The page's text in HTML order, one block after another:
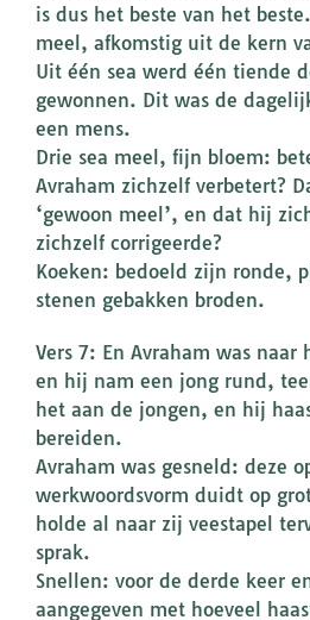
is dus het beste van het
meel, afkomstig uit de kern
Uit één sea werd één tiende
gewonnen. Dit was de
een mens.
Drie sea meel, fijn bloem:
Avraham zichzelf verbetert?
‘gewoon meel’, en dat hij
zichzelf corrigeerde?
Koeken: bedoeld zijn ronde,
stenen gebakken broden.
Vers 7: En Avraham was naar
en hij nam een jong rund,
het aan de jongen, en hij
bereiden.
Avraham was gesneld: deze
werkwoordsvorm duidt op
holde al naar zij veestapel
sprak.
Snellen: voor de derde keer
aangegeven met hoeveel